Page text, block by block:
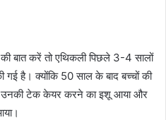
बात करें तो एथिकली पिछले 3-4 सालों
है। क्योंकि 50 साल के बाद बच्चों की
टेक केयर करने का इशू आया और